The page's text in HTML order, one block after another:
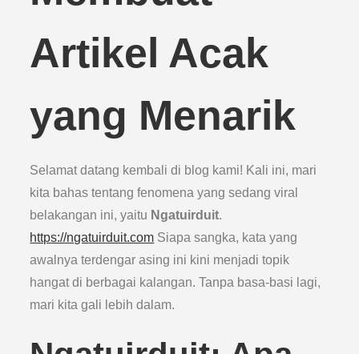
Artikel Acak
yang Menarik
Selamat datang kembali di blog kami! Kali ini, mari
kita bahas tentang fenomena yang sedang viral
belakangan ini, yaitu Ngatuirduit.
https://ngatuirduit.com Siapa sangka, kata yang
awalnya terdengar asing ini kini menjadi topik
hangat di berbagai kalangan. Tanpa basa-basi lagi,
mari kita gali lebih dalam.